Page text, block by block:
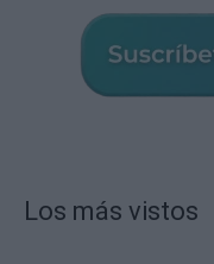
Los más vistos